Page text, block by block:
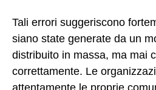
Tali errori suggeriscono
siano state generate da un
distribuito in massa, ma mai
correttamente. Le